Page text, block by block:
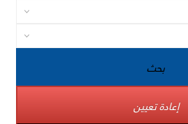
بحث
إعادة تعيين